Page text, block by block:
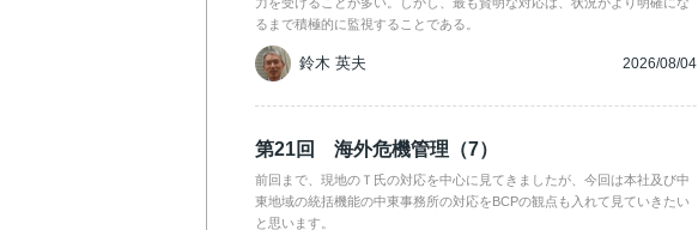
るまで積極的に監視することである。
鈴木 英夫 2026/08/04
第21回 海外危機管理（7）
前回まで、現地のＴ氏の対応を中心に見てきましたが、今回は本社及び中
東地域の統括機能の中東事務所の対応をBCPの観点も入れて見ていきたい
と思います。